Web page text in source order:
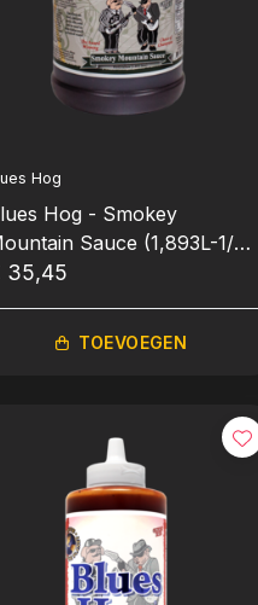
Hog
Hog - Smokey
Sauce (1,893L-1/2
35,45
TOEVOEGEN